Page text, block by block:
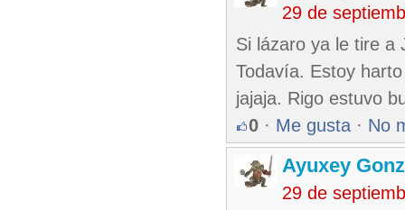
29 de
Si lázaro ya le tire a
Todavía. Estoy
jajaja. Rigo estuvo
0 · Me gusta · No
Ayuxey
29 de